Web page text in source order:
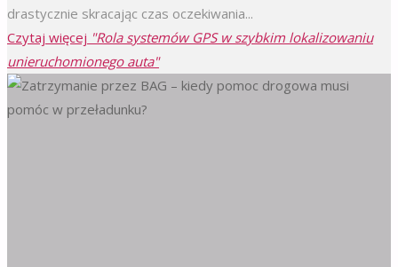
drastycznie skracając czas oczekiwania...
Czytaj więcej "Rola systemów GPS w szybkim lokalizowaniu
unieruchomionego auta"